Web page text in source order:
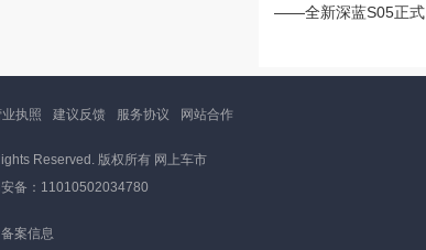
——全新深蓝S05正式
执照 建议反馈 服务协议 网站合作
Reserved. 版权所有 网上车市
备：11010502034780